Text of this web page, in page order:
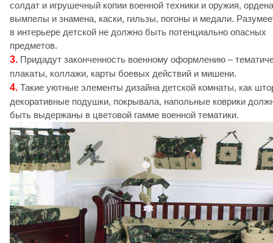
солдат и игрушечный копии военной техники и оружия,
вымпелы и знамена, каски, гильзы, погоны и медали.
в интерьере детской не должно быть потенциально опасных
предметов.
3. Придадут законченность военному оформлению –
плакаты, коллажи, карты боевых действий и мишени.
4. Такие уютные элементы дизайна детской комнаты, как
декоративные подушки, покрывала, напольные коврики
быть выдержаны в цветовой гамме военной тематики.